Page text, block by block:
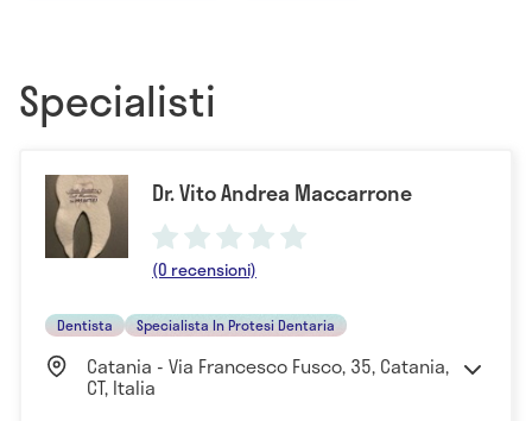
Specialisti
Dr. Vito Andrea Maccarrone
(0 recensioni)
Dentista Specialista In Protesi Dentaria
Catania - Via Francesco Fusco, 35, Catania,
CT, Italia